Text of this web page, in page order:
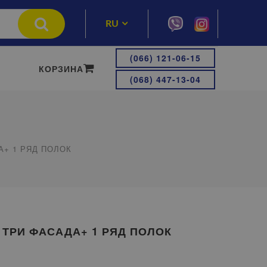
RU
(066) 121-06-15
(068) 447-13-04
КОРЗИНА
1 РЯД ПОЛОК
ФАСАДА+ 1 РЯД ПОЛОК